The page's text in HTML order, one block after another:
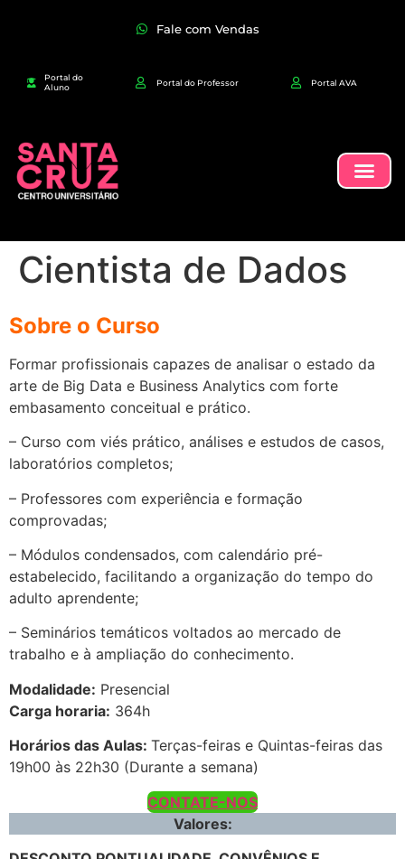
Fale com Vendas
Portal do
Aluno
Portal do Professor Portal AVA
Cientista de Dados
Sobre o Curso
Formar profissionais capazes de analisar o estado da
arte de Big Data e Business Analytics com forte
embasamento conceitual e prático.
– Curso com viés prático, análises e estudos de casos,
laboratórios completos;
– Professores com experiência e formação
comprovadas;
– Módulos condensados, com calendário pré-
estabelecido, facilitando a organização do tempo do
adulto aprendente;
– Seminários temáticos voltados ao mercado de
trabalho e à ampliação do conhecimento.
Modalidade: Presencial
Carga horaria: 364h
Horários das Aulas: Terças-feiras e Quintas-feiras das
19h00 às 22h30 (Durante a semana)
CONTATE-NOS
Valores: